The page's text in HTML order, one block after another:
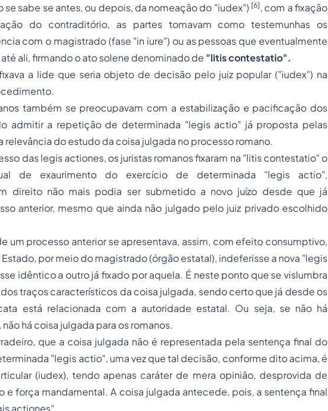
se sabe se antes, ou depois, da nomeação do "iudex") [6], com a fixação
do contraditório, as partes tomavam como testemunhas os
com o magistrado (fase "in iure") ou as pessoas que eventualmente
ali, firmando o ato solene denominado de "litis contestatio".
a lide que seria objeto de decisão pelo juiz popular ("iudex") na
também se preocupavam com a estabilização e pacificação dos
admitir a repetição de determinada "legis actio" já proposta pelas
relevância do estudo da coisa julgada no processo romano.
daslegis actiones, os juristas romanos fixaram na "litis contestatio" o
de exaurimento do exercício de determinada "legis actio",
direito não mais podia ser submetido a novo juízo desde que já
anterior, mesmo que ainda não julgado pelo juiz privado escolhido
um processo anterior se apresentava, assim, com efeito consumptivo,
por meio do magistrado (órgão estatal), indeferisse a nova "legis
idêntico a outro já fixado por aquela. É neste ponto que se vislumbra
traços característicos da coisa julgada, sendo certo que já desde os
está relacionada com a autoridade estatal. Ou seja, se não há
há coisa julgada para os romanos.
que a coisa julgada não é representada pela sentença final do
"legis actio", uma vez que tal decisão, conforme dito acima, é
(iudex), tendo apenas caráter de mera opinião, desprovida de
e força mandamental. A coisa julgada antecede, pois, a sentença final
actiones"